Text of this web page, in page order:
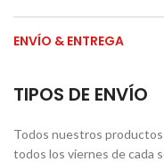
ENVÍO & ENTREGA
TIPOS DE ENVÍO
Todos nuestros
todos los viernes de cada